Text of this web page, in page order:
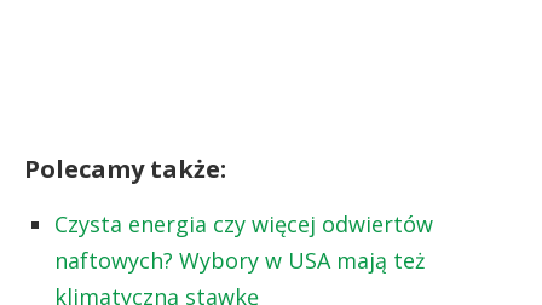
Polecamy także:
Czysta energia czy więcej odwiertów
naftowych? Wybory w USA mają też
klimatyczną stawkę